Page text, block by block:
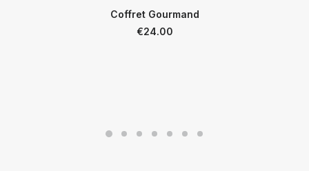
Coffret Gourmand
€24.00